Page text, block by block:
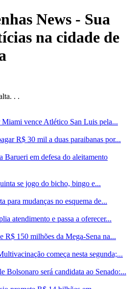
News - Sua
na cidade de
. .
vence Atlético San Luis pela...
R$ 30 mil a duas paraibanas por...
em defesa do aleitamento
se jogo do bicho, bingo e...
para mudanças no esquema de...
atendimento e passa a oferecer...
R$ 150 milhões da Mega-Sena na...
começa nesta segunda;...
Bolsonaro será candidata ao Senado:...